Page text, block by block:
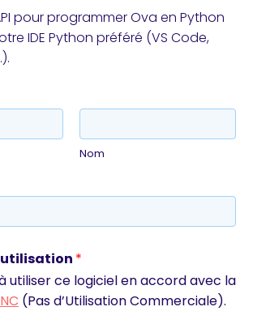
pour programmer Ova en Python
IDE Python préféré (VS Code,
Nom
*
utiliser ce logiciel en accord avec la
(Pas d’Utilisation Commerciale).